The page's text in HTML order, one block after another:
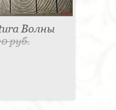
Волны
руб.